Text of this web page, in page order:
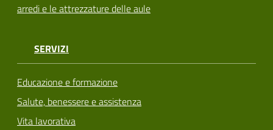
arredi e le attrezzature delle aule
SERVIZI
Educazione e formazione
Salute, benessere e assistenza
Vita lavorativa